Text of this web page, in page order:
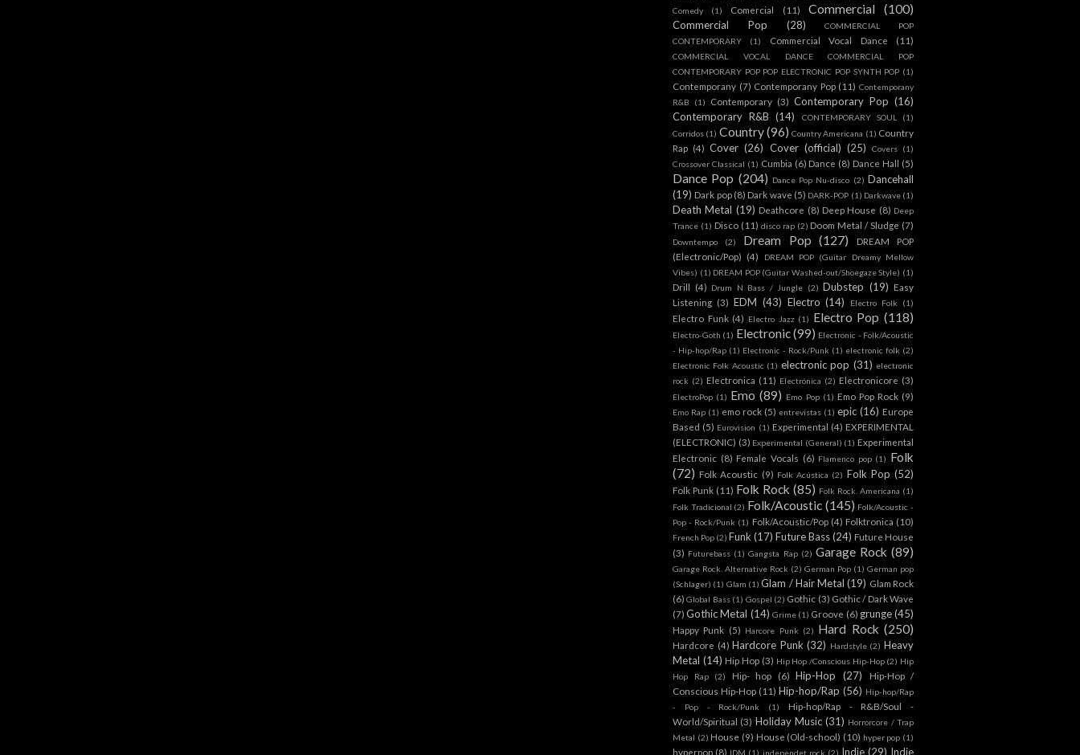
Comedy (1) Comercial (11) Commercial (100)
Commercial Pop (28)
COMMERCIAL POP
CONTEMPORARY
(1) Commercial Vocal Dance (11)
COMMERCIAL VOCAL DANCE COMMERCIAL POP
CONTEMPORARY POP POP ELECTRONIC POP SYNTH POP (1)
Contemporany (7) Contemporany Pop (11) Contemporany
R&B
(1) Contemporary (3) Contemporary Pop (16)
Contemporary R&B (14) CONTEMPORARY SOUL
(1)
Corridos (1) Country(96) Country Americana (1) Country
Rap (4) Cover (26) Cover (official) (25) Covers (1)
Crossover Classical (1) Cumbia (6) Dance (8) Dance Hall (5)
Dance Pop (204) Dance Pop Nu-disco (2) Dancehall
(19) Dark pop (8) Dark wave (5) DARK-POP (1) Darkwave (1)
Death Metal (19) Deathcore (8) Deep House (8) Deep
Trance (1) Disco (11) disco rap (2) Doom Metal / Sludge (7)
Downtempo (2) Dream Pop (127)
DREAM POP
(Electronic/Pop) (4)
DREAM POP (Guitar Dreamy Mellow
Vibes) (1) DREAM POP (Guitar Washed-out/Shoegaze Style) (1)
Drill (4) Drum N Bass / Jungle (2) Dubstep (19) Easy
Listening (3) EDM (43) Electro (14) Electro Folk (1)
Electro Funk (4) Electro Jazz (1) Electro Pop (118)
Electro-Goth (1) Electronic(99) Electronic - Folk/Acoustic
- Hip-hop/Rap (1) Electronic - Rock/Punk (1) electronic folk (2)
Electronic Folk Acoustic (1) electronic pop (31) electronic
rock (2) Electronica (11) Electrónica (2) Electronicore (3)
ElectroPop (1) Emo (89) Emo Pop (1) Emo Pop Rock (9)
Emo Rap (1) emo rock (5) entrevistas (1) epic (16) Europe
Based (5) Eurovision (1) Experimental (4) EXPERIMENTAL
(ELECTRONIC) (3) Experimental (General) (1) Experimental
Electronic (8) Female Vocals (6) Flamenco pop (1) Folk
(72) Folk Acoustic (9) Folk Acústica (2) Folk Pop (52)
Folk Punk (11) Folk Rock (85) Folk Rock. Americana (1)
Folk Tradicional (2) Folk/Acoustic (145) Folk/Acoustic -
Pop - Rock/Punk (1) Folk/Acoustic/Pop (4) Folktronica (10)
French Pop (2) Funk (17) Future Bass(24) Future House
(3) Futurebass (1) Gangsta Rap (2) Garage Rock (89)
Garage Rock. Alternative Rock (2) German Pop (1) German pop
(Schlager) (1) Glam (1) Glam / Hair Metal (19) Glam Rock
(6) Global Bass (1) Gospel (2) Gothic (3) Gothic / Dark Wave
(7) Gothic Metal (14) Grime (1) Groove (6) grunge (45)
Happy Punk (5) Harcore Punk (2) Hard Rock (250)
Hardcore (4) Hardcore Punk (32) Hardstyle (2) Heavy
Metal (14) Hip Hop (3) Hip Hop /Conscious Hip-Hop (2) Hip
Hop Rap
(2) Hip- hop (6) Hip-Hop (27)
Hip-Hop /
Conscious Hip-Hop (11) Hip-hop/Rap (56) Hip-hop/Rap
- Pop - Rock/Punk
(1)
Hip-hop/Rap - R&B/Soul -
World/Spiritual (3) Holiday Music (31) Horrorcore / Trap
Metal (2) House (9) House (Old-school) (10) hyper pop (1)
hyperpop (8) IDM (1) independet rock (2) Indie (29) Indie